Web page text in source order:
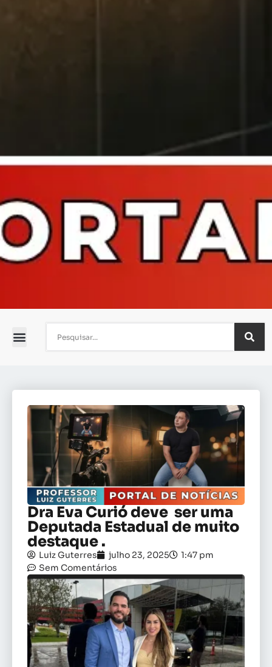
Dra Eva Curió deve ser uma
Deputada Estadual de muito
destaque .
Luiz Guterres julho 23, 2025
1:47 pm
Sem Comentários